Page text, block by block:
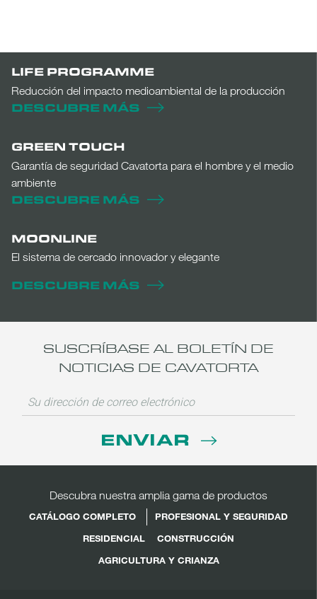
LIFE PROGRAMME
Reducción del impacto medioambiental de la producción
DESCUBRE MÁS
GREEN TOUCH
Garantía de seguridad Cavatorta para el hombre y el medio
ambiente
DESCUBRE MÁS
MOONLINE
El sistema de cercado innovador y elegante
DESCUBRE MÁS
SUSCRÍBASE AL BOLETÍN DE
NOTICIAS DE CAVATORTA
ENVIAR
Descubra nuestra amplia gama de productos
CATÁLOGO COMPLETO
PROFESIONAL Y SEGURIDAD
RESIDENCIAL
CONSTRUCCIÓN
AGRICULTURA Y CRIANZA